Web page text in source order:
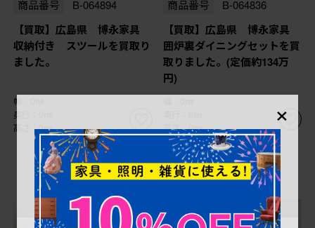
商品番号 B-064894
【買取】広島県 博永家具
収納付き スツールを買取り
ました。
幅：0㎜
奥行：0㎜
高さ：0㎜
商品番号 B-064836
【買取】広島県 博永家具
囲炉裏ダイニングセットを買
取りました。(定価約134万
円)
高さ：0㎜
×